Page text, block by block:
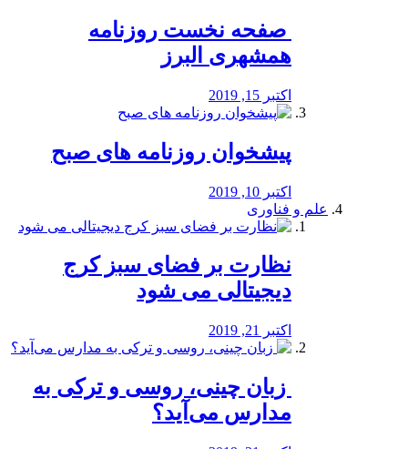
️ صفحه نخست روزنامه‌
همشهری البرز
اکتبر 15, 2019
پیشخوان روزنامه های صبح
اکتبر 10, 2019
علم و فناوری
نظارت بر فضای سبز کرج
دیجیتالی می شود
اکتبر 21, 2019
️ زبان چینی، روسی و ترکی به
مدارس می‌آید؟